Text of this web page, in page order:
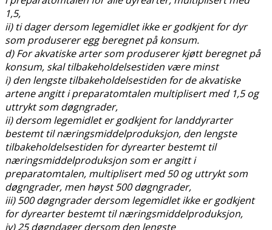
1,5,
ii) ti dager dersom legemidlet ikke er godkjent for dyr
som produserer egg beregnet på konsum.
d) For akvatiske arter som produserer kjøtt beregnet på
konsum, skal tilbakeholdelsestiden være minst
i) den lengste tilbakeholdelsestiden for de akvatiske
artene angitt i preparatomtalen multiplisert med 1,5 og
uttrykt som døgngrader,
ii) dersom legemidlet er godkjent for landdyrarter
bestemt til næringsmiddelproduksjon, den lengste
tilbakeholdelsestiden for dyrearter bestemt til
næringsmiddelproduksjon som er angitt i
preparatomtalen, multiplisert med 50 og uttrykt som
døgngrader, men høyst 500 døgngrader,
iii) 500 døgngrader dersom legemidlet ikke er godkjent
for dyrearter bestemt til næringsmiddelproduksjon,
iv) 25 døgndager dersom den lengste